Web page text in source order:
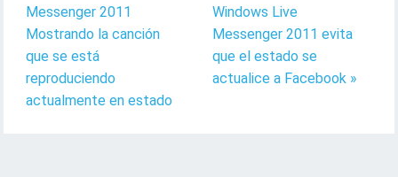
Messenger 2011
Mostrando la canción
que se está
reproduciendo
actualmente en estado
Windows Live
Messenger 2011 evita
que el estado se
actualice a Facebook »